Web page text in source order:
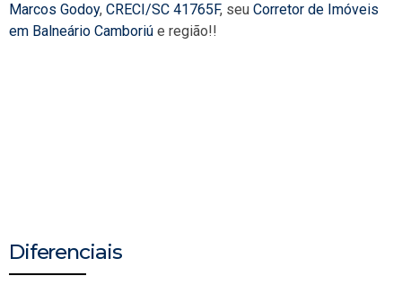
Marcos Godoy, CRECI/SC 41765F, seu Corretor de Imóveis
em Balneário Camboriú e região!!
Diferenciais